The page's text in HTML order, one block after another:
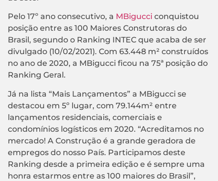
Pelo 17º ano consecutivo, a MBigucci conquistou
posição entre as 100 Maiores Construtoras do
Brasil, segundo o Ranking INTEC que acaba de ser
divulgado (10/02/2021). Com 63.448 m² construídos
no ano de 2020, a MBigucci ficou na 75ª posição do
Ranking Geral.
Já na lista “Mais Lançamentos” a MBigucci se
destacou em 5º lugar, com 79.144m² entre
lançamentos residenciais, comerciais e
condomínios logísticos em 2020. “Acreditamos no
mercado! A Construção é a grande geradora de
empregos do nosso País. Participamos deste
Ranking desde a primeira edição e é sempre uma
honra estarmos entre as 100 maiores do Brasil”,